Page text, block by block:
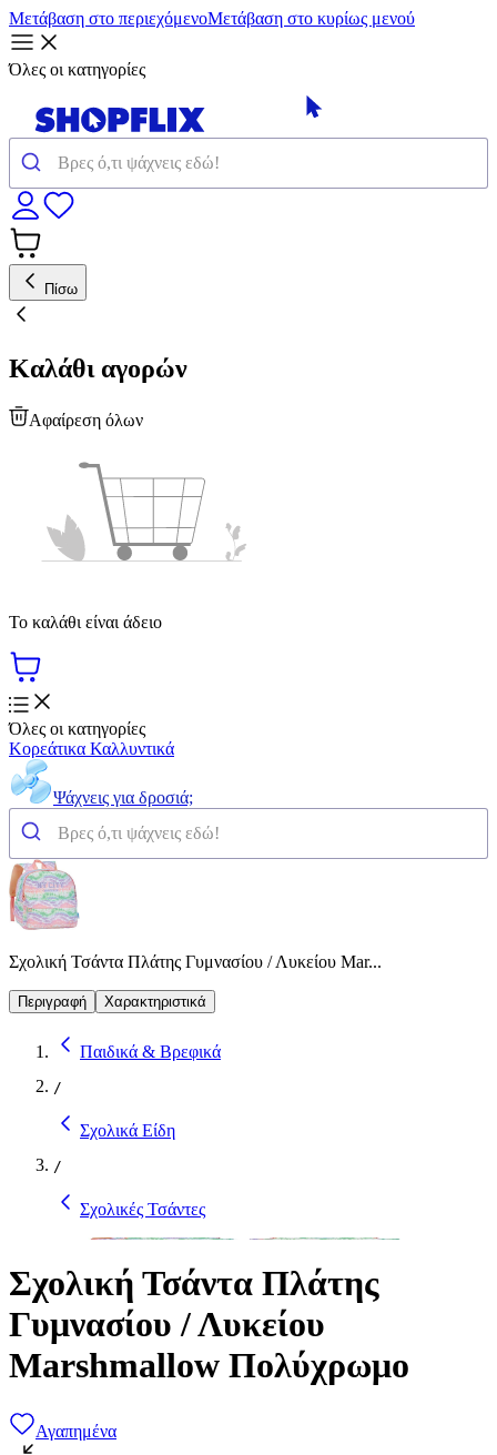
Μετάβαση στο περιεχόμενοΜετάβαση στο κυρίως μενού
Όλες οι κατηγορίες
Πίσω
Καλάθι αγορών
Αφαίρεση όλων
Το καλάθι είναι άδειο
Όλες οι κατηγορίες
Κορεάτικα Καλλυντικά
Ψάχνεις για δροσιά;
Σχολική Τσάντα Πλάτης Γυμνασίου / Λυκείου Mar...
Περιγραφή Χαρακτηριστικά
Παιδικά & Βρεφικά
/
Σχολικά Είδη
/
Σχολικές Τσάντες
Σχολική Τσάντα Πλάτης
Γυμνασίου / Λυκείου
Marshmallow Πολύχρωμο
Αγαπημένα